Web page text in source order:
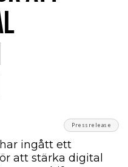
Pressrelease
ingått ett
att stärka digital